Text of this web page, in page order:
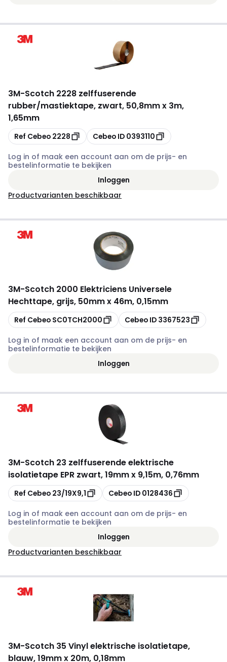
3M-Scotch 2228 zelffuserende
rubber/mastiektape, zwart, 50,8mm x 3m,
1,65mm
Kopiëren
Ref Cebeo 2228 Kopiëren
Cebeo ID 0393110
Log in of maak een account aan om de prijs- en
bestelinformatie te bekijken
Inloggen
Productvarianten beschikbaar
3M-Scotch 2000 Elektriciens Universele
Hechttape, grijs, 50mm x 46m, 0,15mm
Kopiëren
Ref Cebeo SC0TCH2000 Kopiëren
Cebeo ID 3367523
Log in of maak een account aan om de prijs- en
bestelinformatie te bekijken
Inloggen
3M-Scotch 23 zelffuserende elektrische
isolatietape EPR zwart, 19mm x 9,15m, 0,76mm
Kopiëren
Ref Cebeo 23/19X9,1 Kopiëren
Cebeo ID 0128436
Log in of maak een account aan om de prijs- en
bestelinformatie te bekijken
Inloggen
Productvarianten beschikbaar
3M-Scotch 35 Vinyl elektrische isolatietape,
blauw, 19mm x 20m, 0,18mm